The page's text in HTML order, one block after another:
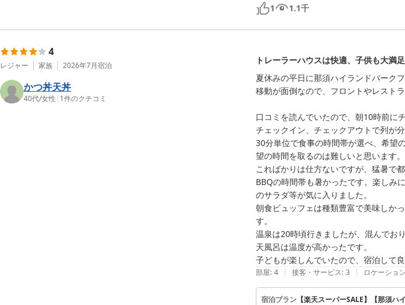
1 1.1千
4
レジャー 家族 2026年7月宿泊
かつ丼天丼
40代/女性 | 1件のクチコミ
トレーラーハウスは快適、子供も大満
夏休みの平日に那須ハイランドパーク
移動が面倒なので、フロントやレスト
口コミを読んでいたので、朝10時前に
チェックイン、チェックアウトで列が
30分単位で食事の時間帯が選べ、希望
望の時間を取るのは難しいと思います。
こればかりは仕方ないですが、猛暑で
BBQの時間帯も暑かったです。楽しみ
のサラダ等が気に入りました。
朝食ビュッフェは種類豊富で美味しか
す。
温泉は20時頃行きましたが、混んでお
天風呂は温度が高かったです。
子どもが楽しんでいたので、宿泊して良
部屋: 4 | 接客・サービス: 3 | ロケーション
宿泊プラン 【楽天スーパーSALE】【那須